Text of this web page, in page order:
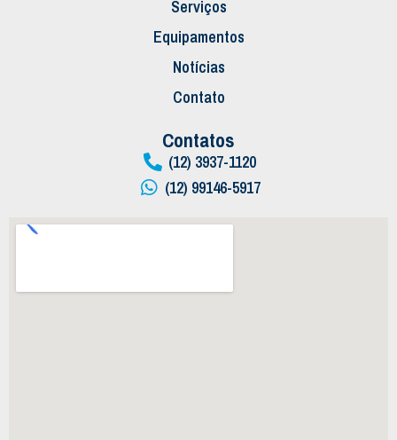
Serviços
Equipamentos
Notícias
Contato
Contatos
(12) 3937-1120
(12) 99146-5917